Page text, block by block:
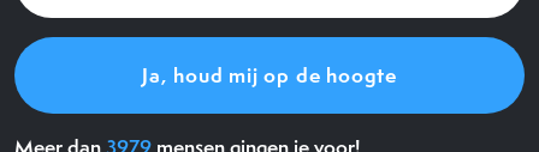
(Vereist)
Meer dan3979 mensen gingen je voor!